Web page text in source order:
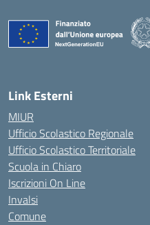
Link Esterni
MIUR
Ufficio Scolastico Regionale
Ufficio Scolastico Territoriale
Scuola in Chiaro
Iscrizioni On Line
Invalsi
Comune